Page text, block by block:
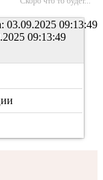
03.09.2025 09:13:49
09:13:49